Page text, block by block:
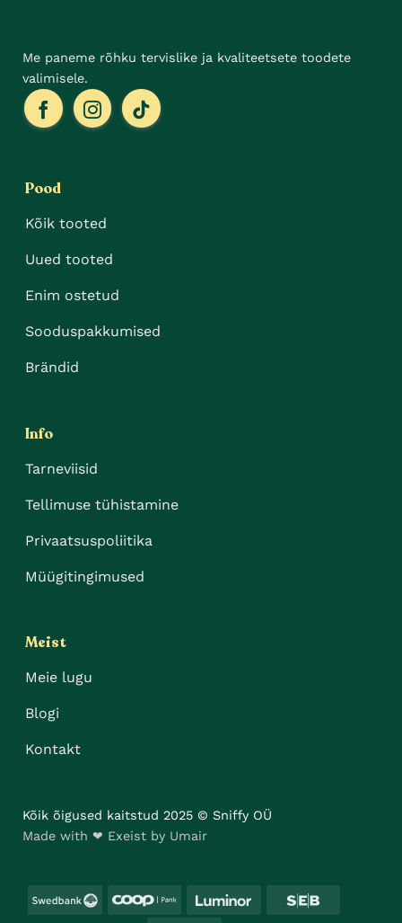
Me paneme rõhku tervislike ja kvaliteetsete toodete
valimisele.
Pood
Kõik tooted
Uued tooted
Enim ostetud
Sooduspakkumised
Brändid
Info
Tarneviisid
Tellimuse tühistamine
Privaatsuspoliitika
Müügitingimused
Meist
Meie lugu
Blogi
Kontakt
Kõik õigused kaitstud 2025 © Sniffy OÜ
Made with ❤ Exeist by Umair
Swedbank Coop Luminor